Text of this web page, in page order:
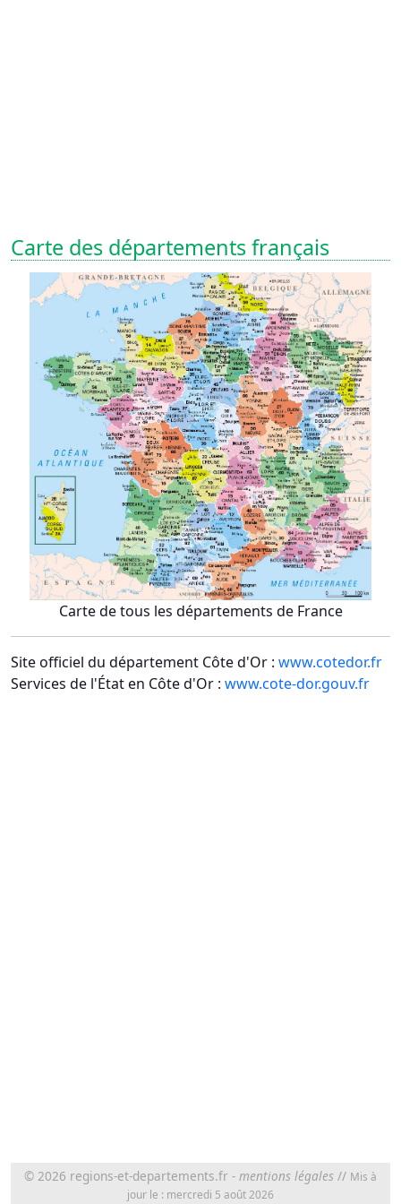
Carte des départements français
Carte de tous les départements de France
Site officiel du département Côte d'Or : www.cotedor.fr
Services de l'État en Côte d'Or : www.cote-dor.gouv.fr
© 2026 regions-et-departements.fr - mentions légales // Mis à
jour le : mercredi 5 août 2026